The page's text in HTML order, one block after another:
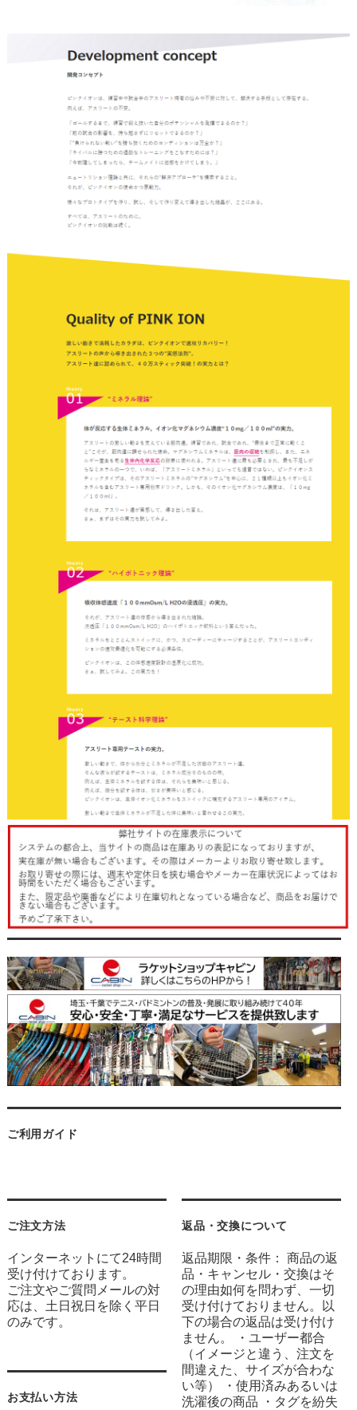
ご利用ガイド
ご注文方法
インターネットにて24時間
受け付けております。
ご注文やご質問メールの対
応は、土日祝日を除く平日
のみです。
お支払い方法
返品・交換について
返品期限・条件： 商品の返
品・キャンセル・交換はそ
の理由如何を問わず、一切
受け付けておりません。以
下の場合の返品は受け付け
ません。 ・ユーザー都合
（イメージと違う、注文を
間違えた、サイズが合わな
い等） ・使用済みあるいは
洗濯後の商品 ・タグを紛失